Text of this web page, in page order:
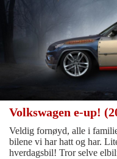
Volkswagen e-up!
Veldig fornøyd, alle i
bilene vi har hatt og har.
hverdagsbil! Tror selve